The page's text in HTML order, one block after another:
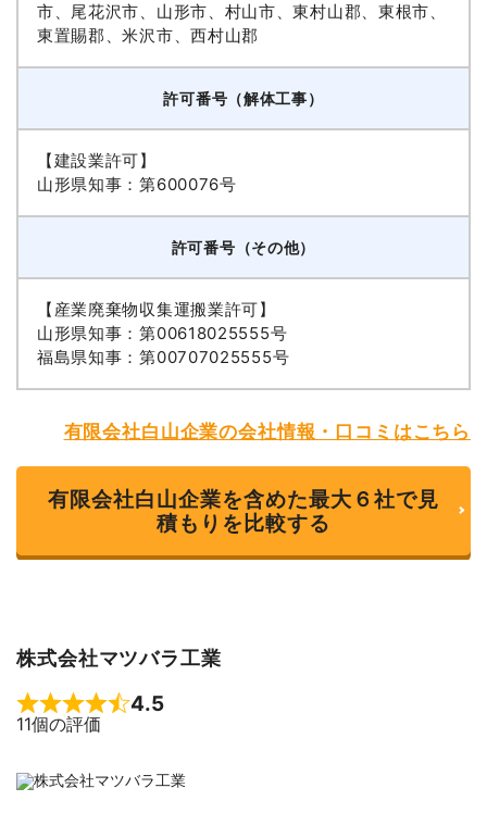
市、尾花沢市、山形市、村山市、東村山郡、東根市、
東置賜郡、米沢市、西村山郡
許可番号（解体工事）
【建設業許可】
山形県知事：第600076号
許可番号（その他）
【産業廃棄物収集運搬業許可】
山形県知事：第00618025555号
福島県知事：第00707025555号
有限会社白山企業の会社情報・口コミはこちら
有限会社白山企業を含めた最大６社で見
積もりを比較する
株式会社マツバラ工業
Rated 4.5 out of 5
4.5
11個の評価